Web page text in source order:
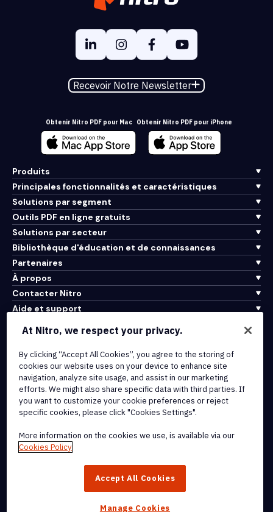
Recevoir Notre Newsletter
Obtenir Nitro PDF pour Mac Obtenir Nitro PDF pour iPhone
Produits
Principales fonctionnalités et caractéristiques
Solutions par segment
Outils PDF en ligne gratuits
Solutions par secteur
Bibliothèque d'éducation et de connaissances
Partenaires
À propos
Contacter Nitro
Aide et support
Conditions d'utilisation
Politique de cookies
Politique de copyright
Toutes les conditions et politiques
marques commerciales de Nitro Software, Inc. ou de ses affiliés
At Nitro, we respect your privacy.
By clicking “Accept All Cookies”, you agree to the storing of
cookies our website uses on your device to enhance site
navigation, analyze site usage, and assist in our marketing
efforts. We might also share specific data with third parties. If
you want to customize your cookie preferences or reject
specific cookies, please click "Cookies Settings".
More information on the cookies we use, is available via our
Cookies Policy
Accept All Cookies
Manage Cookies